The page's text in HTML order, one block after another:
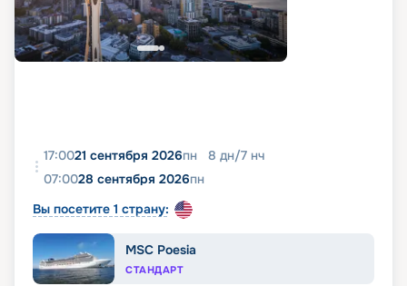
17:0021 сентября 2026пн 8 дн/7 нч
07:0028 сентября 2026пн
Вы посетите 1 страну:
MSC Poesia
СТАНДАРТ